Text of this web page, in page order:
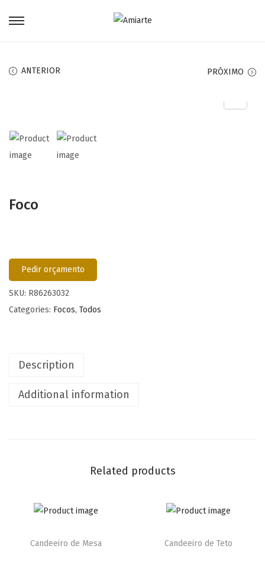
ANTERIOR PRÓXIMO
Foco
Pedir orçamento
SKU: R86263032
Categories: Focos, Todos
Description
Additional information
Related products
Candeeiro de Mesa Candeeiro de Teto